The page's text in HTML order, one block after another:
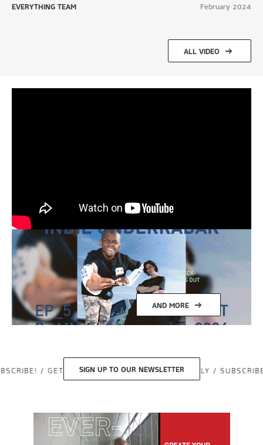
EVERYTHING TEAM February 2024
ALL VIDEO
AND MORE
SIGN UP TO OUR NEWSLETTER
READ EVERYTHING MONTHLY / SUBSCRIBE! / GET